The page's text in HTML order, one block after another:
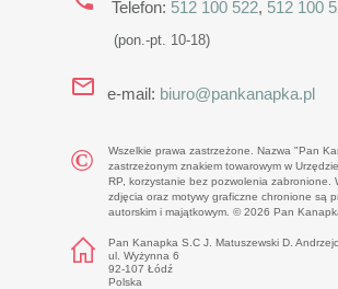
Telefon: 512 100 522, 512 100
(pon.-pt. 10-18)
e-mail: biuro@pankanapka.pl
Wszelkie prawa zastrzeżone. Nazwa "Pan
zastrzeżonym znakiem towarowym w
RP, korzystanie bez pozwolenia zabronione.
zdjęcia oraz motywy graficzne chronione są
autorskim i majątkowym. © 2026 Pan
Pan Kanapka S.C J. Matuszewski D.
ul. Wyżynna 6
92-107 Łódź
Polska